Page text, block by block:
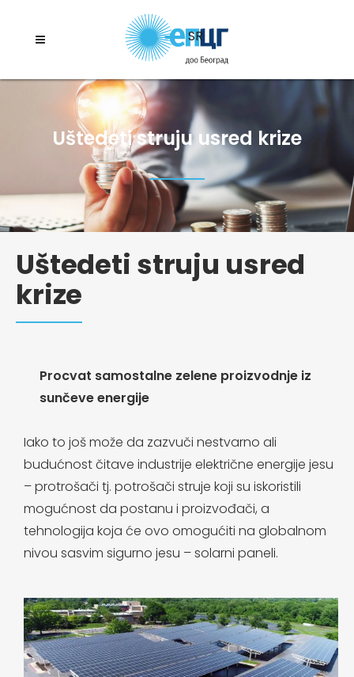
SR
Uštedeti struju usred krize
Uštedeti struju usred
krize
Procvat samostalne zelene proizvodnje iz
sunčeve energije
Iako to još može da zazvuči nestvarno ali
budućnost čitave industrije električne energije jesu
– protrošači tj. potrošači struje koji su iskoristili
mogućnost da postanu i proizvođači, a
tehnologija koja će ovo omogućiti na globalnom
nivou sasvim sigurno jesu – solarni paneli.